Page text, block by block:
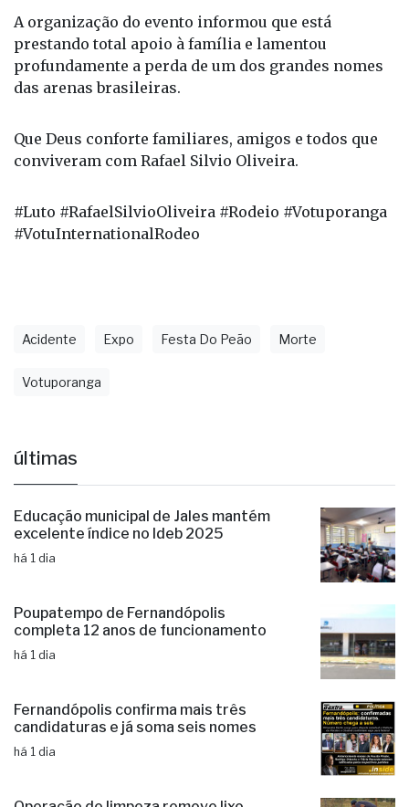
A organização do evento informou que está
prestando total apoio à família e lamentou
profundamente a perda de um dos grandes nomes
das arenas brasileiras.
Que Deus conforte familiares, amigos e todos que
conviveram com Rafael Silvio Oliveira.
#Luto #RafaelSilvioOliveira #Rodeio #Votuporanga
#VotuInternationalRodeo
Acidente Expo Festa Do Peão Morte
Votuporanga
últimas
Educação municipal de Jales mantém
excelente índice no Ideb 2025
há 1 dia
Poupatempo de Fernandópolis
completa 12 anos de funcionamento
há 1 dia
Fernandópolis confirma mais três
candidaturas e já soma seis nomes
há 1 dia